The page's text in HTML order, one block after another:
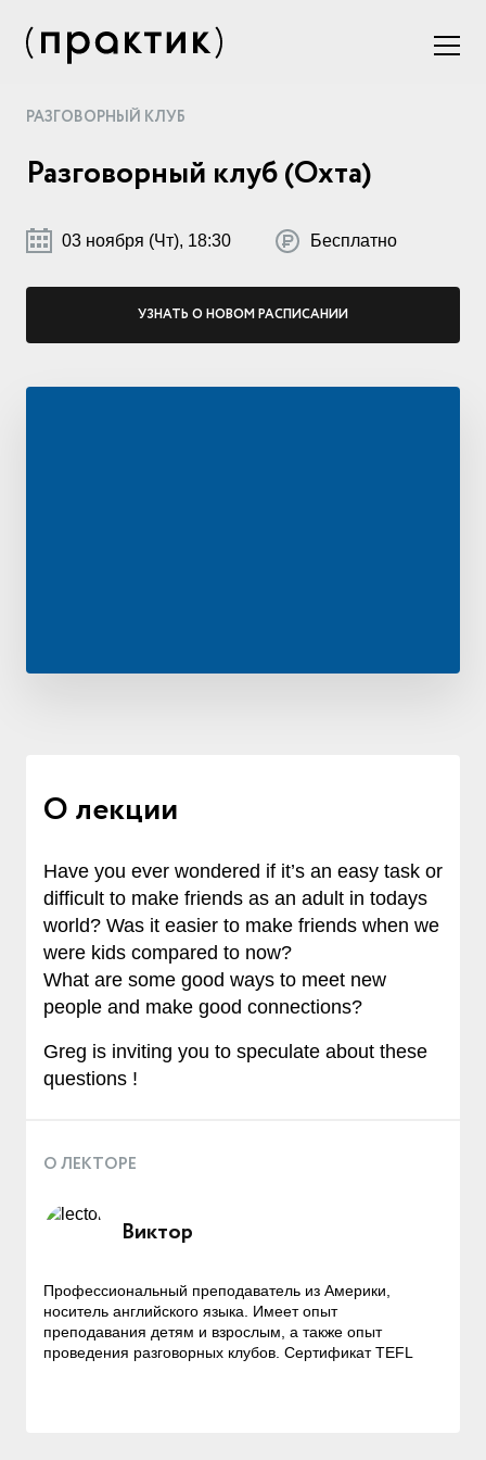
РАЗГОВОРНЫЙ КЛУБ
Разговорный клуб (Охта)
03 ноября (Чт), 18:30 Бесплатно
УЗНАТЬ О НОВОМ РАСПИСАНИИ
О лекции
Have you ever wondered if it’s an easy task or
difficult to make friends as an adult in todays
world? Was it easier to make friends when we
were kids compared to now?
What are some good ways to meet new
people and make good connections?
Greg is inviting you to speculate about these
questions !
О ЛЕКТОРЕ
Виктор
Профессиональный преподаватель из Америки,
носитель английского языка. Имеет опыт
преподавания детям и взрослым, а также опыт
проведения разговорных клубов. Сертификат TEFL